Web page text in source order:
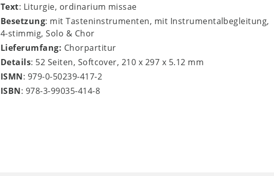
Text: Liturgie, ordinarium missae
Besetzung: mit Tasteninstrumenten, mit Instrumentalbegleitung,
4-stimmig, Solo & Chor
Lieferumfang: Chorpartitur
Details: 52 Seiten, Softcover, 210 x 297 x 5.12 mm
ISMN: 979-0-50239-417-2
ISBN: 978-3-99035-414-8